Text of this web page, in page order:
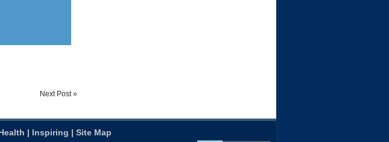
Next Post »
| Inspiring | Site Map